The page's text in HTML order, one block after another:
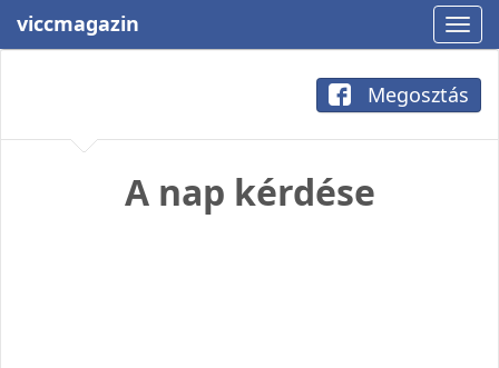
viccmagazin
Megosztás
A nap kérdése